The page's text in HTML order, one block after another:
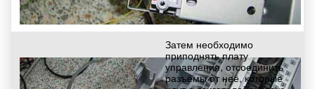
Затем необходимо
приподнять плату
управления, отсоединить
разъёмы от неё, которые